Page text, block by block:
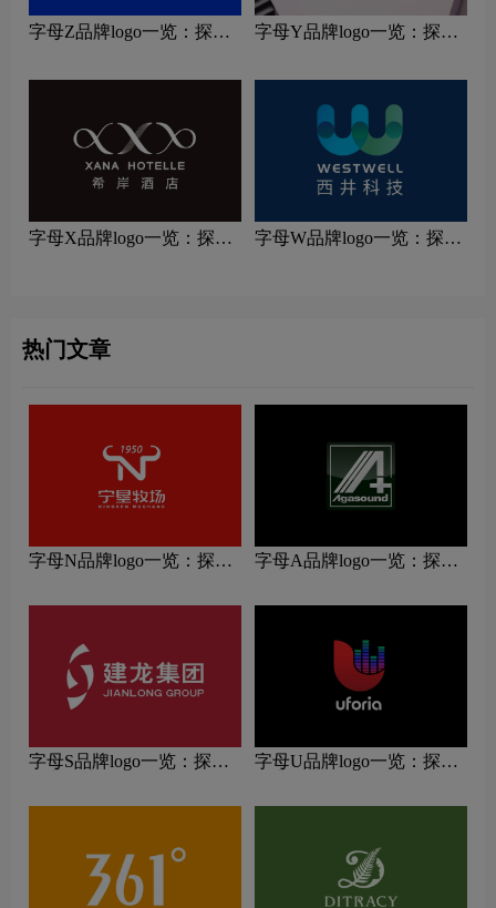
字母Z品牌logo一览：探索
字母Y品牌logo一览：探索
字母X品牌logo一览：探索
字母W品牌logo一览：探索
热门文章
字母N品牌logo一览：探索
字母A品牌logo一览：探索
字母S品牌logo一览：探索
字母U品牌logo一览：探索